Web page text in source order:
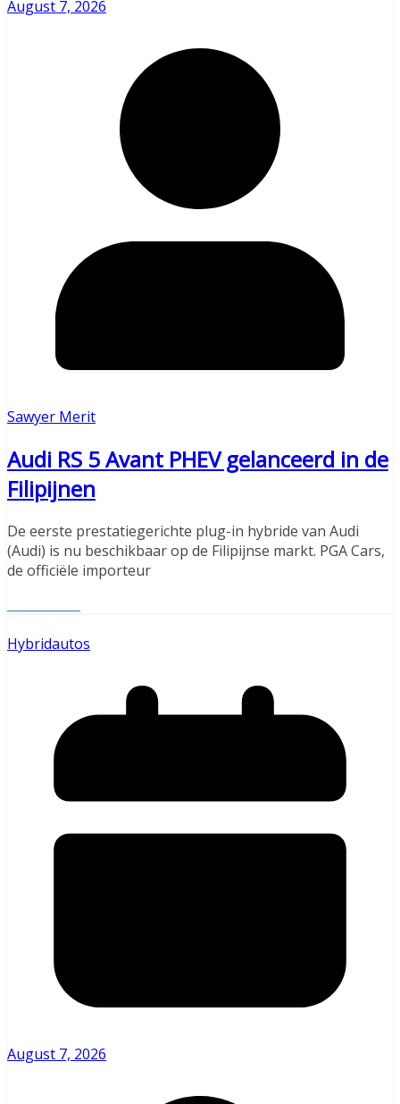
August 7, 2026
Sawyer Merit
Audi RS 5 Avant PHEV gelanceerd in de
Filipijnen
De eerste prestatiegerichte plug-in hybride van Audi
(Audi) is nu beschikbaar op de Filipijnse markt. PGA Cars,
de officiële importeur
Hybridautos
August 7, 2026